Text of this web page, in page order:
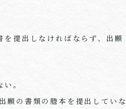
提出しなければならず、出願
。
願の書類の謄本を提出していな